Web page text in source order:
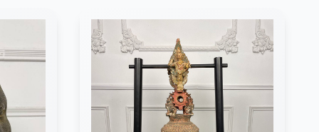
воска
х